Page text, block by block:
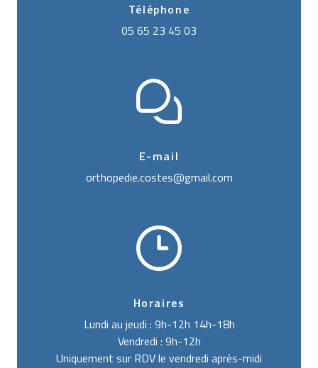
Téléphone
05 65 23 45 03
E-mail
orthopedie.costes@gmail.com
Horaires
Lundi au jeudi : 9h-12h 14h-18h
Vendredi : 9h-12h
Uniquement sur RDV le vendredi après-midi